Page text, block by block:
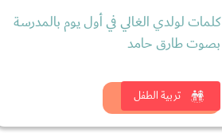
تربية الطفل
كلمات لولدي الغالي في أول يوم بالمدرسة
بصوت طارق حامد
شاهد الان